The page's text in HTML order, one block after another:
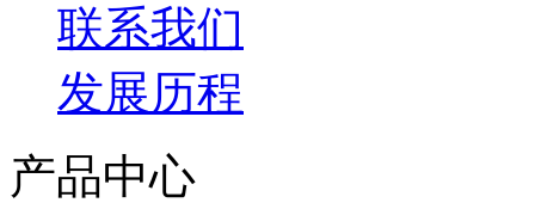
联系我们
发展历程
产品中心